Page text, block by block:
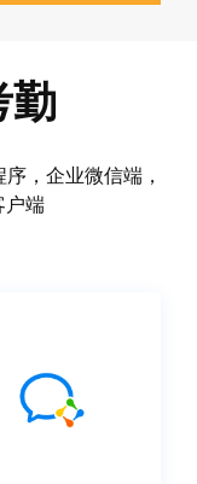
勤
，企业微信端，
户端